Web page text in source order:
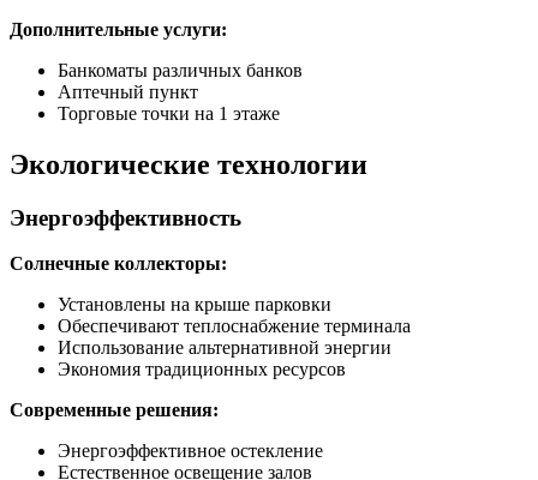
Дополнительные услуги:
Банкоматы различных банков
Аптечный пункт
Торговые точки на 1 этаже
Экологические технологии
Энергоэффективность
Солнечные коллекторы:
Установлены на крыше парковки
Обеспечивают теплоснабжение терминала
Использование альтернативной энергии
Экономия традиционных ресурсов
Современные решения:
Энергоэффективное остекление
Естественное освещение залов